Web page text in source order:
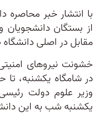
با انتشار خبر
از بستگان
مقابل در اصلی
خشونت نیروهای
در شامگاه یکشنبه،
وزیر علوم دولت
یکشنبه شب به این